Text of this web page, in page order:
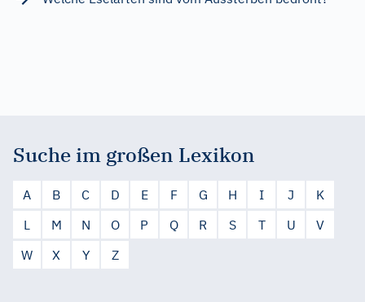
Suche im großen Lexikon
A B C D E F G H I J
K
L
M N O P Q R S T U
V
W
X Y Z